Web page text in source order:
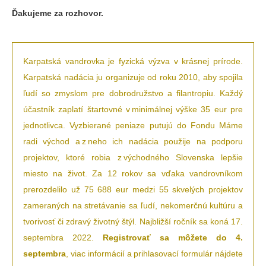
Ďakujeme za rozhovor.
Karpatská vandrovka je fyzická výzva v krásnej prírode.
Karpatská nadácia ju organizuje od roku 2010, aby spojila
ľudí so zmyslom pre dobrodružstvo a filantropiu. Každý
účastník zaplatí štartovné v minimálnej výške 35 eur pre
jednotlivca. Vyzbierané peniaze putujú do Fondu Máme
radi východ a z neho ich nadácia použije na podporu
projektov, ktoré robia z východného Slovenska lepšie
miesto na život. Za 12 rokov sa vďaka vandrovníkom
prerozdelilo už 75 688 eur medzi 55 skvelých projektov
zameraných na stretávanie sa ľudí, nekomerčnú kultúru a
tvorivosť či zdravý životný štýl. Najbližší ročník sa koná 17.
septembra 2022.
Registrovať sa môžete do 4.
septembra, viac informácií a prihlasovací formulár nájdete